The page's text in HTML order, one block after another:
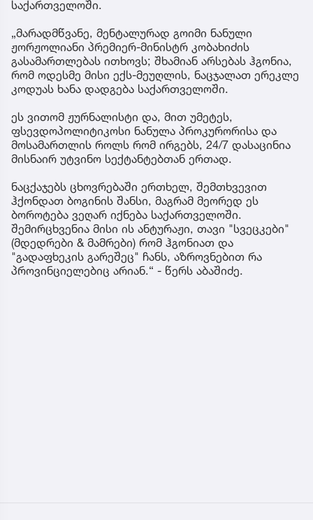
საქართველოში.
„მარადმწვანე, მენტალურად გოიმი ნანული
ჟორჟოლიანი პრემიერ-მინისტრ კობახიძის
გასამართლებას ითხოვს; შხამიან არსებას ჰგონია,
რომ ოდესმე მისი ექს-მეუღლის, ნაცჯალათ ერეკლე
კოდუას ხანა დადგება საქართველოში.
ეს ვითომ ჟურნალისტი და, მით უმეტეს,
ფსევდოპოლიტიკოსი ნანულა პროკურორისა და
მოსამართლის როლს რომ ირგებს, 24/7 დასაცინია
მისნაირ უტვინო სექტანტებთან ერთად.
ნაცქაჯებს ცხოვრებაში ერთხელ, შემთხვევით
ჰქონდათ ბოგინის შანსი, მაგრამ მეორედ ეს
ბოროტება ვეღარ იქნება საქართველოში.
შემირცხვენია მისი ის ანტურაჟი, თავი "სვეცკები"
(მდედრები & მამრები) რომ ჰგონიათ და
"გადაფხეკის გარეშეც" ჩანს, აზროვნებით რა
პროვინციელებიც არიან.“ - წერს აბაშიძე.